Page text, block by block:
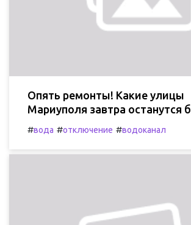
Опять ремонты! Какие улицы
Мариуполя завтра останутся
#вода #отключение #водоканал